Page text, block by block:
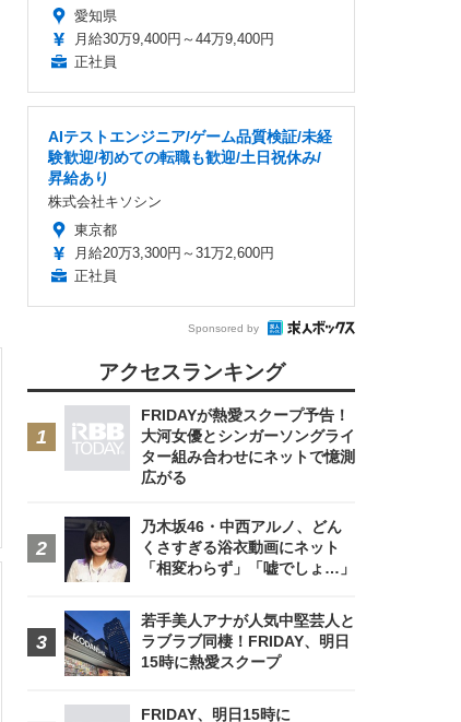
愛知県
月給30万9,400円～44万9,400円
正社員
AIテストエンジニア/ゲーム品質検証/未経
験歓迎/初めての転職も歓迎/土日祝休み/
昇給あり
株式会社キソシン
東京都
月給20万3,300円～31万2,600円
正社員
Sponsored by
アクセスランキング
FRIDAYが熱愛スクープ予告！
大河女優とシンガーソングライ
ター組み合わせにネットで憶測
広がる
乃木坂46・中西アルノ、どん
くさすぎる浴衣動画にネット
「相変わらず」「嘘でしょ…」
若手美人アナが人気中堅芸人と
ラブラブ同棲！FRIDAY、明日
15時に熱愛スクープ
FRIDAY、明日15時に